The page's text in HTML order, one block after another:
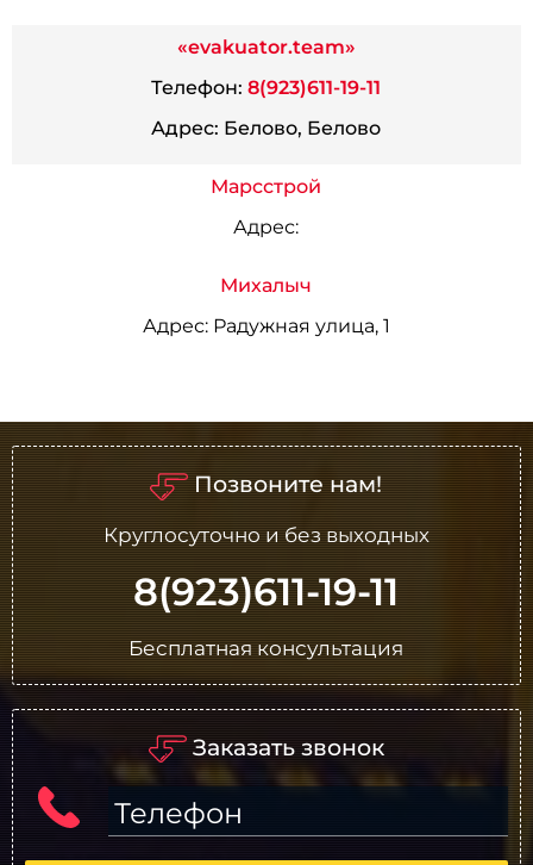
«evakuator.team»
Телефон: 8(923)611-19-11
Адрес: Белово, Белово
Марсстрой
Адрес:
Михалыч
Адрес:Радужная улица, 1
Позвоните нам!
Круглосуточно и без выходных
8(923)611-19-11
Бесплатная консультация
Заказать звонок
Телефон